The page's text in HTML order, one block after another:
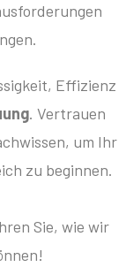
Effizienz
. Vertrauen
um Ihr
zu beginnen.
Sie, wie wir